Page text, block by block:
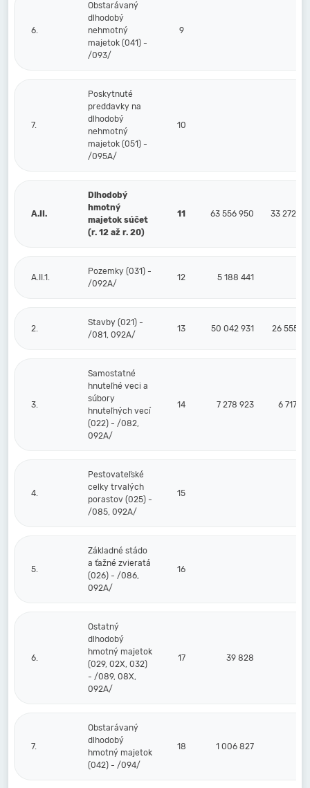
6.
Obstarávaný
dlhodobý
nehmotný
majetok (041) -
/093/
9
7.
Poskytnuté
preddavky na
dlhodobý
nehmotný
majetok (051) -
/095A/
10
A.II.
Dlhodobý
hmotný
majetok súčet
(r. 12 až r. 20)
11 63 556 950 33 272
A.II.1.
Pozemky (031) -
/092A/
12 5 188 441
2.
Stavby (021) -
/081, 092A/
13 50 042 931 26 555
3.
Samostatné
hnuteľné veci a
súbory
hnuteľných vecí
(022) - /082,
092A/
14 7 278 923 6 717
4.
Pestovateľské
celky trvalých
porastov (025) -
/085, 092A/
15
5.
Základné stádo
a ťažné zvieratá
(026) - /086,
092A/
16
6.
Ostatný
dlhodobý
hmotný majetok
(029, 02X, 032)
- /089, 08X,
092A/
17 39 828
7.
Obstarávaný
dlhodobý
hmotný majetok
(042) - /094/
18 1 006 827